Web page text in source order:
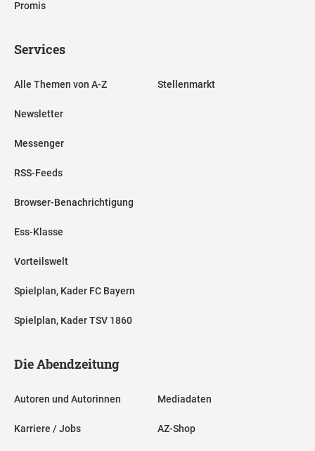
Promis
Services
Alle Themen von A-Z
Newsletter
Messenger
RSS-Feeds
Browser-Benachrichtigung
Ess-Klasse
Vorteilswelt
Spielplan, Kader FC Bayern
Spielplan, Kader TSV 1860
Stellenmarkt
Die Abendzeitung
Autoren und Autorinnen
Karriere / Jobs
Mediadaten
AZ-Shop